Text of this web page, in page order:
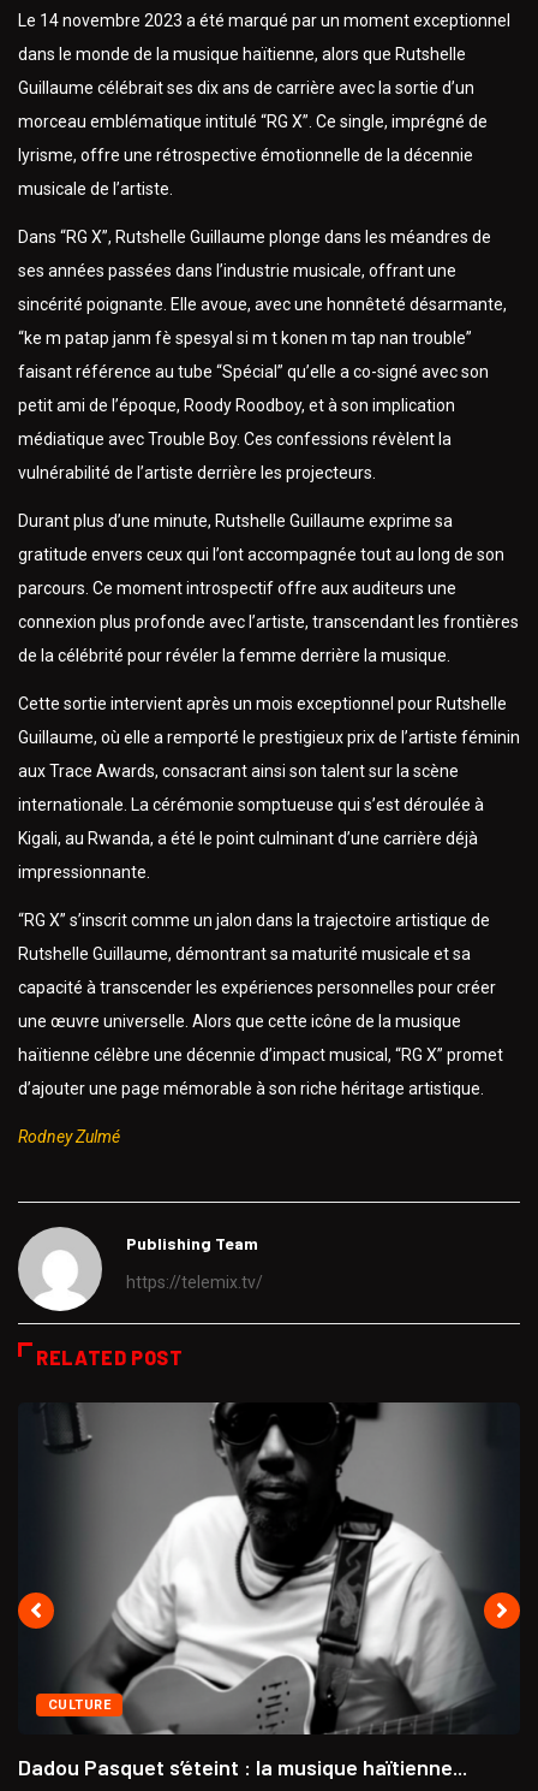
Le 14 novembre 2023 a été marqué par un moment exceptionnel
dans le monde de la musique haïtienne, alors que Rutshelle
Guillaume célébrait ses dix ans de carrière avec la sortie d’un
morceau emblématique intitulé “RG X”. Ce single, imprégné de
lyrisme, offre une rétrospective émotionnelle de la décennie
musicale de l’artiste.
Dans “RG X”, Rutshelle Guillaume plonge dans les méandres de
ses années passées dans l’industrie musicale, offrant une
sincérité poignante. Elle avoue, avec une honnêteté désarmante,
“ke m patap janm fè spesyal si m t konen m tap nan trouble”
faisant référence au tube “Spécial” qu’elle a co-signé avec son
petit ami de l’époque, Roody Roodboy, et à son implication
médiatique avec Trouble Boy. Ces confessions révèlent la
vulnérabilité de l’artiste derrière les projecteurs.
Durant plus d’une minute, Rutshelle Guillaume exprime sa
gratitude envers ceux qui l’ont accompagnée tout au long de son
parcours. Ce moment introspectif offre aux auditeurs une
connexion plus profonde avec l’artiste, transcendant les frontières
de la célébrité pour révéler la femme derrière la musique.
Cette sortie intervient après un mois exceptionnel pour Rutshelle
Guillaume, où elle a remporté le prestigieux prix de l’artiste féminin
aux Trace Awards, consacrant ainsi son talent sur la scène
internationale. La cérémonie somptueuse qui s’est déroulée à
Kigali, au Rwanda, a été le point culminant d’une carrière déjà
impressionnante.
“RG X” s’inscrit comme un jalon dans la trajectoire artistique de
Rutshelle Guillaume, démontrant sa maturité musicale et sa
capacité à transcender les expériences personnelles pour créer
une œuvre universelle. Alors que cette icône de la musique
haïtienne célèbre une décennie d’impact musical, “RG X” promet
d’ajouter une page mémorable à son riche héritage artistique.
Rodney Zulmé
Publishing Team
https://telemix.tv/
RELATED POST
CULTURE
Dadou Pasquet s’éteint : la musique haïtienne...